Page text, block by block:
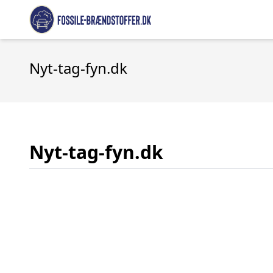
Nyt-tag-fyn.dk
Nyt-tag-fyn.dk